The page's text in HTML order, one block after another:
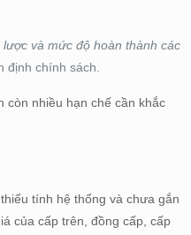
lược vàmức độ hoàn thành các
chính sách.
còn nhiều hạn chế cần khắc
tính hệ thống và chưa gắn
của cấp trên, đồng cấp, cấp